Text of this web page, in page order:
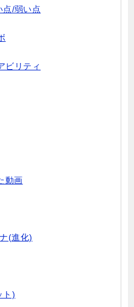
点/弱い点
ビリティ
動画
(進化)
ト)